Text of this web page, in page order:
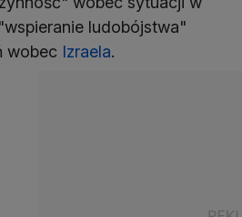
ludobójstwa"
wobec Izraela.